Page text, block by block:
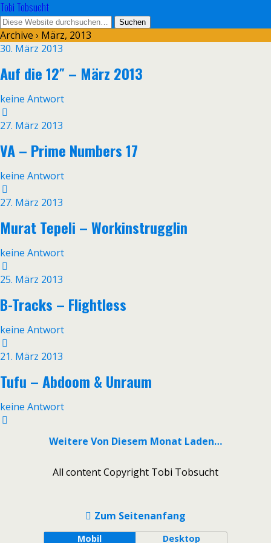
Tobi Tobsucht
Archive › März, 2013
30. März 2013
Auf die 12″ – März 2013
keine Antwort
27. März 2013
VA – Prime Numbers 17
keine Antwort
27. März 2013
Murat Tepeli – Workinstrugglin
keine Antwort
25. März 2013
B-Tracks – Flightless
keine Antwort
21. März 2013
Tufu – Abdoom & Unraum
keine Antwort
Weitere Von Diesem Monat Laden…
All content Copyright Tobi Tobsucht
Zum Seitenanfang
Mobil Desktop